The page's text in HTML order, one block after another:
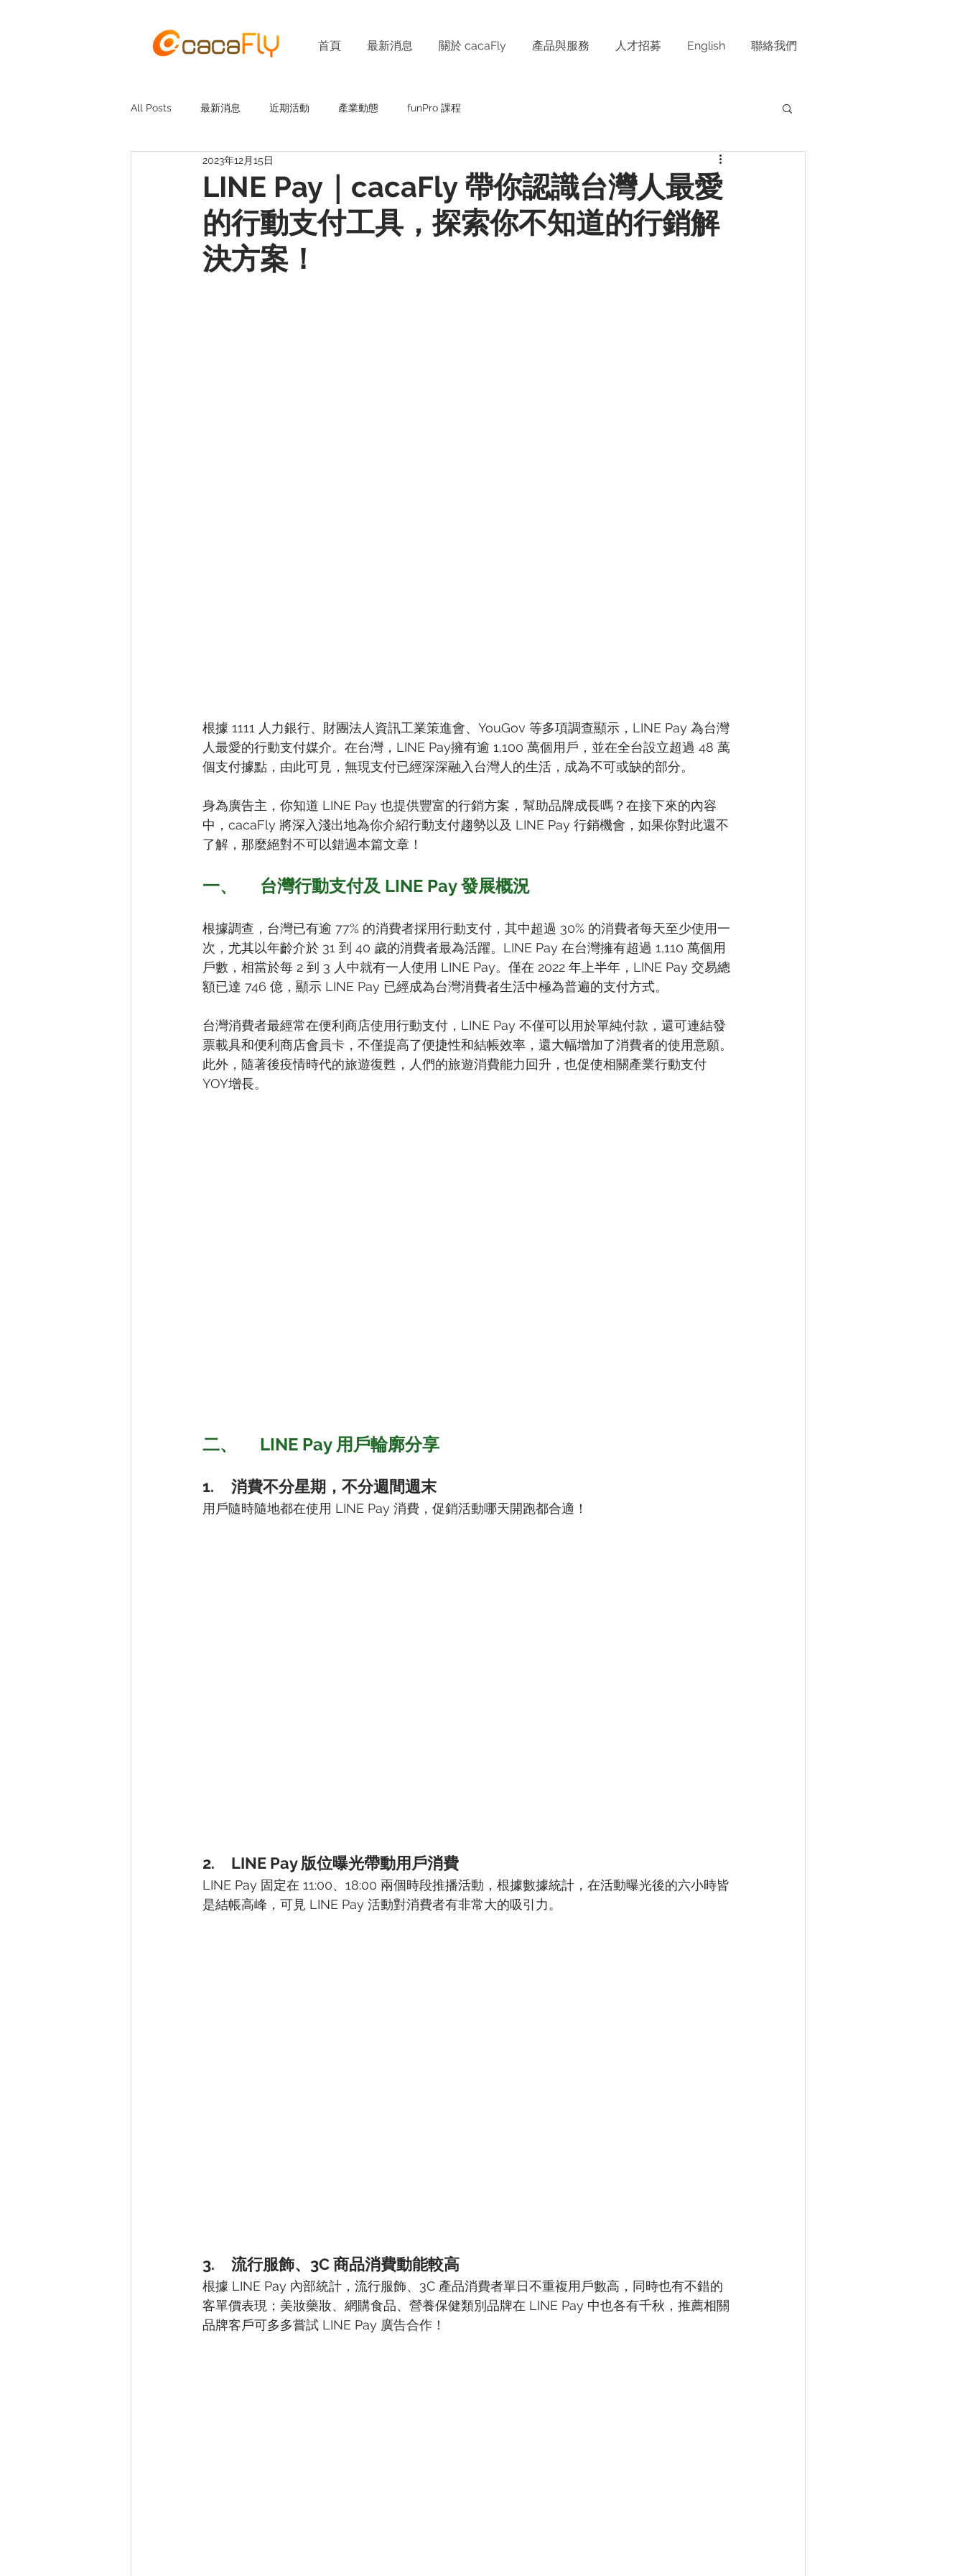
首頁 最新消息 關於 cacaFly 產品與服務 人才招募 English 聯絡我們
All Posts 最新消息 近期活動 產業動態 funPro 課程
LINE Pay｜cacaFly 帶你認識台灣人最愛
的行動支付工具，探索你不知道的行銷解
決方案！
2023年12月15日
根據 1111 人力銀行、財團法人資訊工業策進會、YouGov 等多項調查顯示，LINE Pay 為台灣
人最愛的行動支付媒介。在台灣，LINE Pay擁有逾 1,100 萬個用戶，並在全台設立超過 48 萬
個支付據點，由此可見，無現支付已經深深融入台灣人的生活，成為不可或缺的部分。
身為廣告主，你知道 LINE Pay 也提供豐富的行銷方案，幫助品牌成長嗎？在接下來的內容
中，cacaFly 將深入淺出地為你介紹行動支付趨勢以及 LINE Pay 行銷機會，如果你對此還不
了解，那麼絕對不可以錯過本篇文章！
一、	台灣行動支付及 LINE Pay 發展概況
根據調查，台灣已有逾 77% 的消費者採用行動支付，其中超過 30% 的消費者每天至少使用一
次，尤其以年齡介於 31 到 40 歲的消費者最為活躍。LINE Pay 在台灣擁有超過 1,110 萬個用
戶數，相當於每 2 到 3 人中就有一人使用 LINE Pay。僅在 2022 年上半年，LINE Pay 交易總
額已達 746 億，顯示 LINE Pay 已經成為台灣消費者生活中極為普遍的支付方式。
台灣消費者最經常在便利商店使用行動支付，LINE Pay 不僅可以用於單純付款，還可連結發
票載具和便利商店會員卡，不僅提高了便捷性和結帳效率，還大幅增加了消費者的使用意願。
此外，隨著後疫情時代的旅遊復甦，人們的旅遊消費能力回升，也促使相關產業行動支付
YOY增長。
二、	LINE Pay 用戶輪廓分享
1.	消費不分星期，不分週間週末
用戶隨時隨地都在使用 LINE Pay 消費，促銷活動哪天開跑都合適！
2.	LINE Pay 版位曝光帶動用戶消費
LINE Pay 固定在 11:00、18:00 兩個時段推播活動，根據數據統計，在活動曝光後的六小時皆
是結帳高峰，可見 LINE Pay 活動對消費者有非常大的吸引力。
3.	流行服飾、3C 商品消費動能較高
根據 LINE Pay 內部統計，流行服飾、3C 產品消費者單日不重複用戶數高，同時也有不錯的
客單價表現；美妝藥妝、網購食品、營養保健類別品牌在 LINE Pay 中也各有千秋，推薦相關
品牌客戶可多多嘗試 LINE Pay 廣告合作！